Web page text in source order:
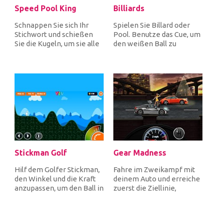
Speed Pool King
Schnappen Sie sich Ihr
Stichwort und schießen
Sie die Kugeln, um sie alle
Billiards
Spielen Sie Billard oder
Pool. Benutze das Cue, um
den weißen Ball zu
Stickman Golf
Hilf dem Golfer Stickman,
den Winkel und die Kraft
anzupassen, um den Ball in
Gear Madness
Fahre im Zweikampf mit
deinem Auto und erreiche
zuerst die Ziellinie,